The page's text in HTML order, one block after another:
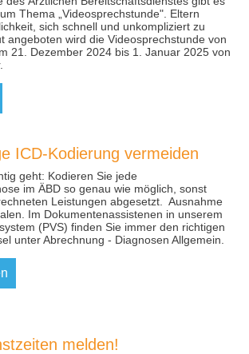
Thema „Videosprechstunde". Eltern
sich schnell und unkompliziert zu
angeboten wird die Videosprechstunde von
21. Dezember 2024 bis 1. Januar 2025 von
ICD-Kodierung vermeiden
geht: Kodieren Sie jede
im ÄBD so genau wie möglich, sonst
Leistungen abgesetzt. Ausnahme
Im Dokumentenassistenen in unserem
(PVS) finden Sie immer den richtigen
unter Abrechnung - Diagnosen Allgemein.
melden!